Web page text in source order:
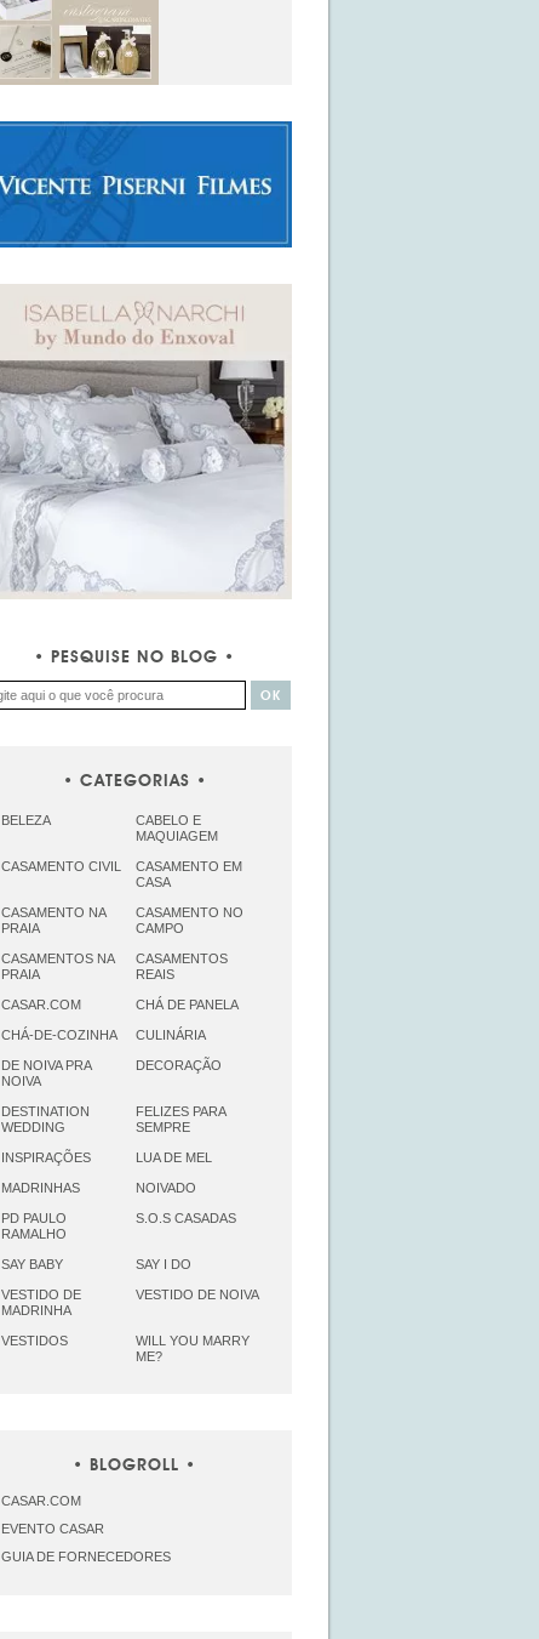
PESQUISE NO BLOG
CATEGORIAS
BELEZA
CABELO E
MAQUIAGEM
CASAMENTO CIVIL
CASAMENTO EM
CASA
CASAMENTO NA
PRAIA
CASAMENTO NO
CAMPO
CASAMENTOS NA
PRAIA
CASAMENTOS
REAIS
CASAR.COM CHÁ DE PANELA
CHÁ-DE-COZINHA CULINÁRIA
DE NOIVA PRA
NOIVA
DECORAÇÃO
DESTINATION
WEDDING
FELIZES PARA
SEMPRE
INSPIRAÇÕES LUA DE MEL
MADRINHAS NOIVADO
PD PAULO
RAMALHO
S.O.S CASADAS
SAY BABY SAY I DO
VESTIDO DE
MADRINHA
VESTIDO DE NOIVA
VESTIDOS
WILL YOU MARRY
ME?
BLOGROLL
CASAR.COM
EVENTO CASAR
GUIA DE FORNECEDORES